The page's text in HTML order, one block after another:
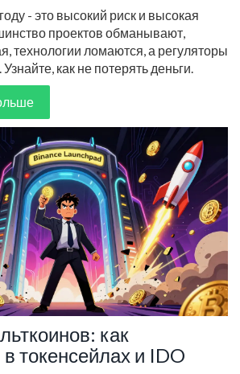
- это высокий риск и высокая
проектов обманывают,
технологии ломаются, а регуляторы
как не потерять деньги.
как
токенсейлах и IDO